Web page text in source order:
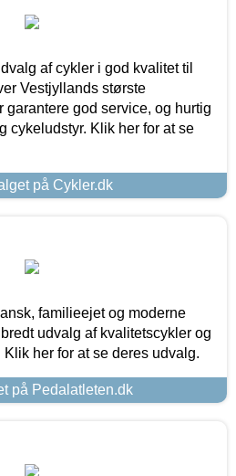
af cykler i god kvalitet til
Vestjyllands største
garantere god service, og hurtig
cykeludstyr. Klik her for at se
på Cykler.dk
familieejet og moderne
udvalg af kvalitetscykler og
her for at se deres udvalg.
på Pedalatleten.dk